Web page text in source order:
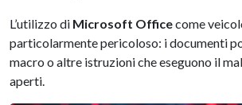
L’utilizzo di Microsoft Officecome
particolarmente pericoloso: i documenti
macro o altre istruzioni che eseguono il
aperti.